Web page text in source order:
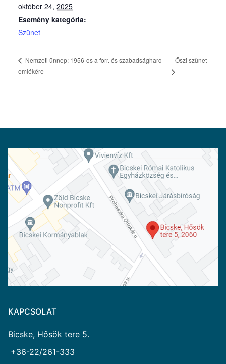
október 24, 2025
Esemény kategória:
Szünet
Nemzeti ünnep: 1956-os a forr. és szabadságharc
emlékére
Őszi szünet
KAPCSOLAT
Bicske, Hősök tere 5.
+36-22/261-333